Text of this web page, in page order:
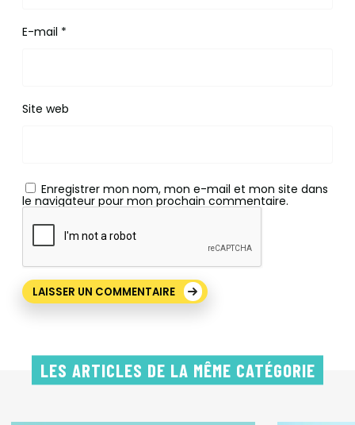
E-mail *
Site web
Enregistrer mon nom, mon e-mail et mon site dans
le navigateur pour mon prochain commentaire.
LES ARTICLES DE LA MÊME CATÉGORIE